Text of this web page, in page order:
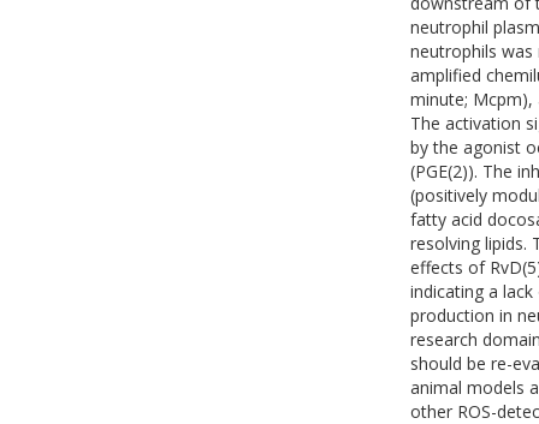
neutrophil
neutrophils was
amplified
minute; Mcpm),
The activation
by the agonist
(PGE(2)). The
(positively
fatty acid
resolving lipids.
effects of
indicating a
production in
research
should be re-
animal models
other ROS-